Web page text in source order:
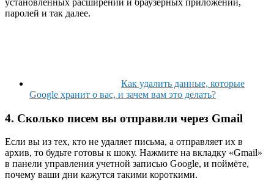
установленных расширений и браузерных приложений,
паролей и так далее.
Как удалить данные, которые
Google хранит о вас, и зачем вам это делать?
4. Сколько писем вы отправили через Gmail
Если вы из тех, кто не удаляет письма, а отправляет их в
архив, то будьте готовы к шоку. Нажмите на вкладку «Gmail»
в панели управления учетной записью Google, и поймёте,
почему ваши дни кажутся такими короткими.